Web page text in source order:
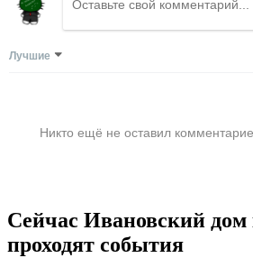
Лучшие
Никто ещё не оставил
Сейчас Ивановский дом
проходят события